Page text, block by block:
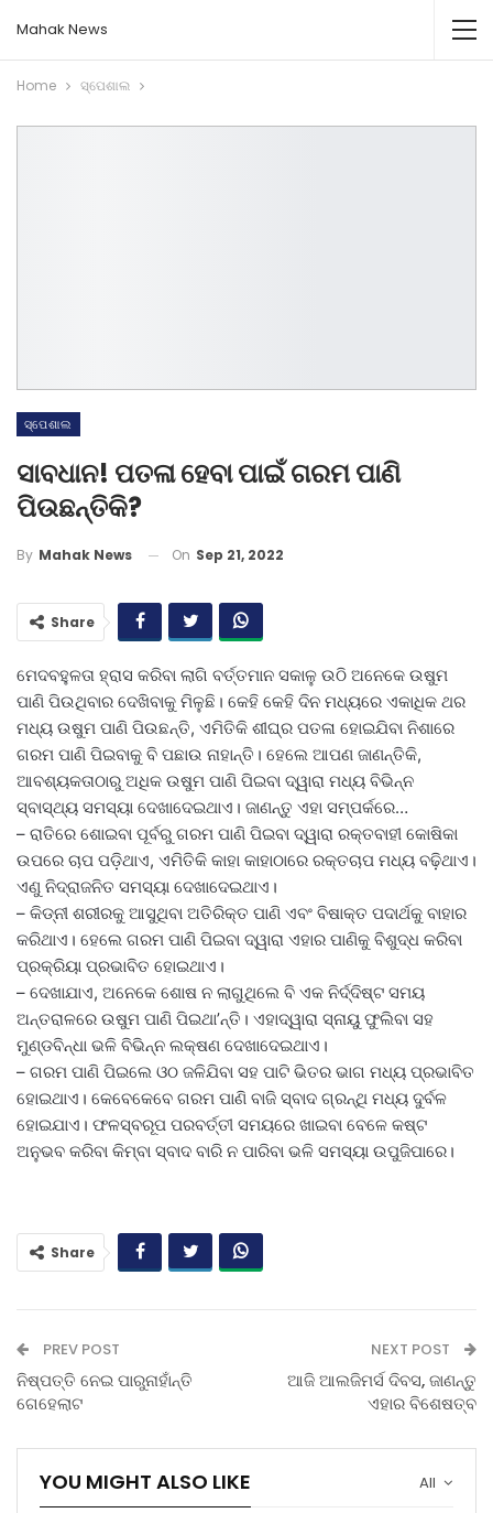
Mahak News
Home ସ୍ପେଶାଲ
ସ୍ପେଶାଲ
ସାବଧାନ! ପତଳା ହେବା ପାଇଁ ଗରମ ପାଣି
ପିଉଛନ୍ତିକି?
By Mahak News On Sep 21, 2022
Share
ମେଦବହୁଳତା ହ୍ରାସ କରିବା ଲାଗି ବର୍ତ୍ତମାନ ସକାଳୁ ଉଠି ଅନେକେ ଉଷୁମ
ପାଣି ପିଉଥିବାର ଦେଖିବାକୁ ମିଳୁଛି। କେହି କେହି ଦିନ ମଧ୍ୟରେ ଏକାଧିକ ଥର
ମଧ୍ୟ ଉଷୁମ ପାଣି ପିଉଛନ୍ତି, ଏମିତିକି ଶୀଘ୍ର ପତଳା ହୋଇଯିବା ନିଶାରେ
ଗରମ ପାଣି ପିଇବାକୁ ବି ପଛାଉ ନାହାନ୍ତି। ହେଲେ ଆପଣ ଜାଣନ୍ତିକି,
ଆବଶ୍ୟକତାଠାରୁ ଅଧିକ ଉଷୁମ ପାଣି ପିଇବା ଦ୍ୱାରା ମଧ୍ୟ ବିଭିନ୍ନ
ସ୍ବାସ୍ଥ୍ୟ ସମସ୍ୟା ଦେଖାଦେଇଥାଏ। ଜାଣନ୍ତୁ ଏହା ସମ୍ପର୍କରେ…
– ରାତିରେ ଶୋଇବା ପୂର୍ବରୁ ଗରମ ପାଣି ପିଇବା ଦ୍ୱାରା ରକ୍ତବାହୀ କୋଷିକା
ଉପରେ ଚାପ ପଡ଼ିଥାଏ, ଏମିତିକି କାହା କାହାଠାରେ ରକ୍ତଚାପ ମଧ୍ୟ ବଢ଼ିଥାଏ।
ଏଣୁ ନିଦ୍ରାଜନିତ ସମସ୍ୟା ଦେଖାଦେଇଥାଏ।
– କିଡ୍‌ନୀ ଶରୀରକୁ ଆସୁଥିବା ଅତିରିକ୍ତ ପାଣି ଏବଂ ବିଷାକ୍ତ ପଦାର୍ଥକୁ ବାହାର
କରିଥାଏ। ହେଲେ ଗରମ ପାଣି ପିଇବା ଦ୍ୱାରା ଏହାର ପାଣିକୁ ବିଶୁଦ୍ଧ କରିବା
ପ୍ରକ୍ରିୟା ପ୍ରଭାବିତ ହୋଇଥାଏ।
– ଦେଖାଯାଏ, ଅନେକେ ଶୋଷ ନ ଲାଗୁଥିଲେ ବି ଏକ ନିର୍ଦ୍ଦିଷ୍ଟ ସମୟ
ଅନ୍ତରାଳରେ ଉଷୁମ ପାଣି ପିଇଥା’ନ୍ତି। ଏହାଦ୍ୱାରା ସ୍ନାୟୁ ଫୁଲିବା ସହ
ମୁଣ୍ଡବିନ୍ଧା ଭଳି ବିଭିନ୍ନ ଲକ୍ଷଣ ଦେଖାଦେଇଥାଏ।
– ଗରମ ପାଣି ପିଇଲେ ଓଠ ଜଳିଯିବା ସହ ପାଟି ଭିତର ଭାଗ ମଧ୍ୟ ପ୍ରଭାବିତ
ହୋଇଥାଏ। କେବେକେବେ ଗରମ ପାଣି ବାଜି ସ୍ବାଦ ଗ୍ରନ୍ଥି ମଧ୍ୟ ଦୁର୍ବଳ
ହୋଇଯାଏ। ଫଳସ୍ବରୂପ ପରବର୍ତ୍ତୀ ସମୟରେ ଖାଇବା ବେଳେ କଷ୍ଟ
ଅନୁଭବ କରିବା କିମ୍ବା ସ୍ବାଦ ବାରି ନ ପାରିବା ଭଳି ସମସ୍ୟା ଉପୁଜିପାରେ।
Share
PREV POST
ନିଷ୍ପତ୍ତି ନେଇ ପାରୁନାହାଁନ୍ତି
ଗେହେଲାଟ
NEXT POST
ଆଜି ଆଲଜିମର୍ସ ଦିବସ, ଜାଣନ୍ତୁ
ଏହାର ବିଶେଷତ୍ବ
All
YOU MIGHT ALSO LIKE